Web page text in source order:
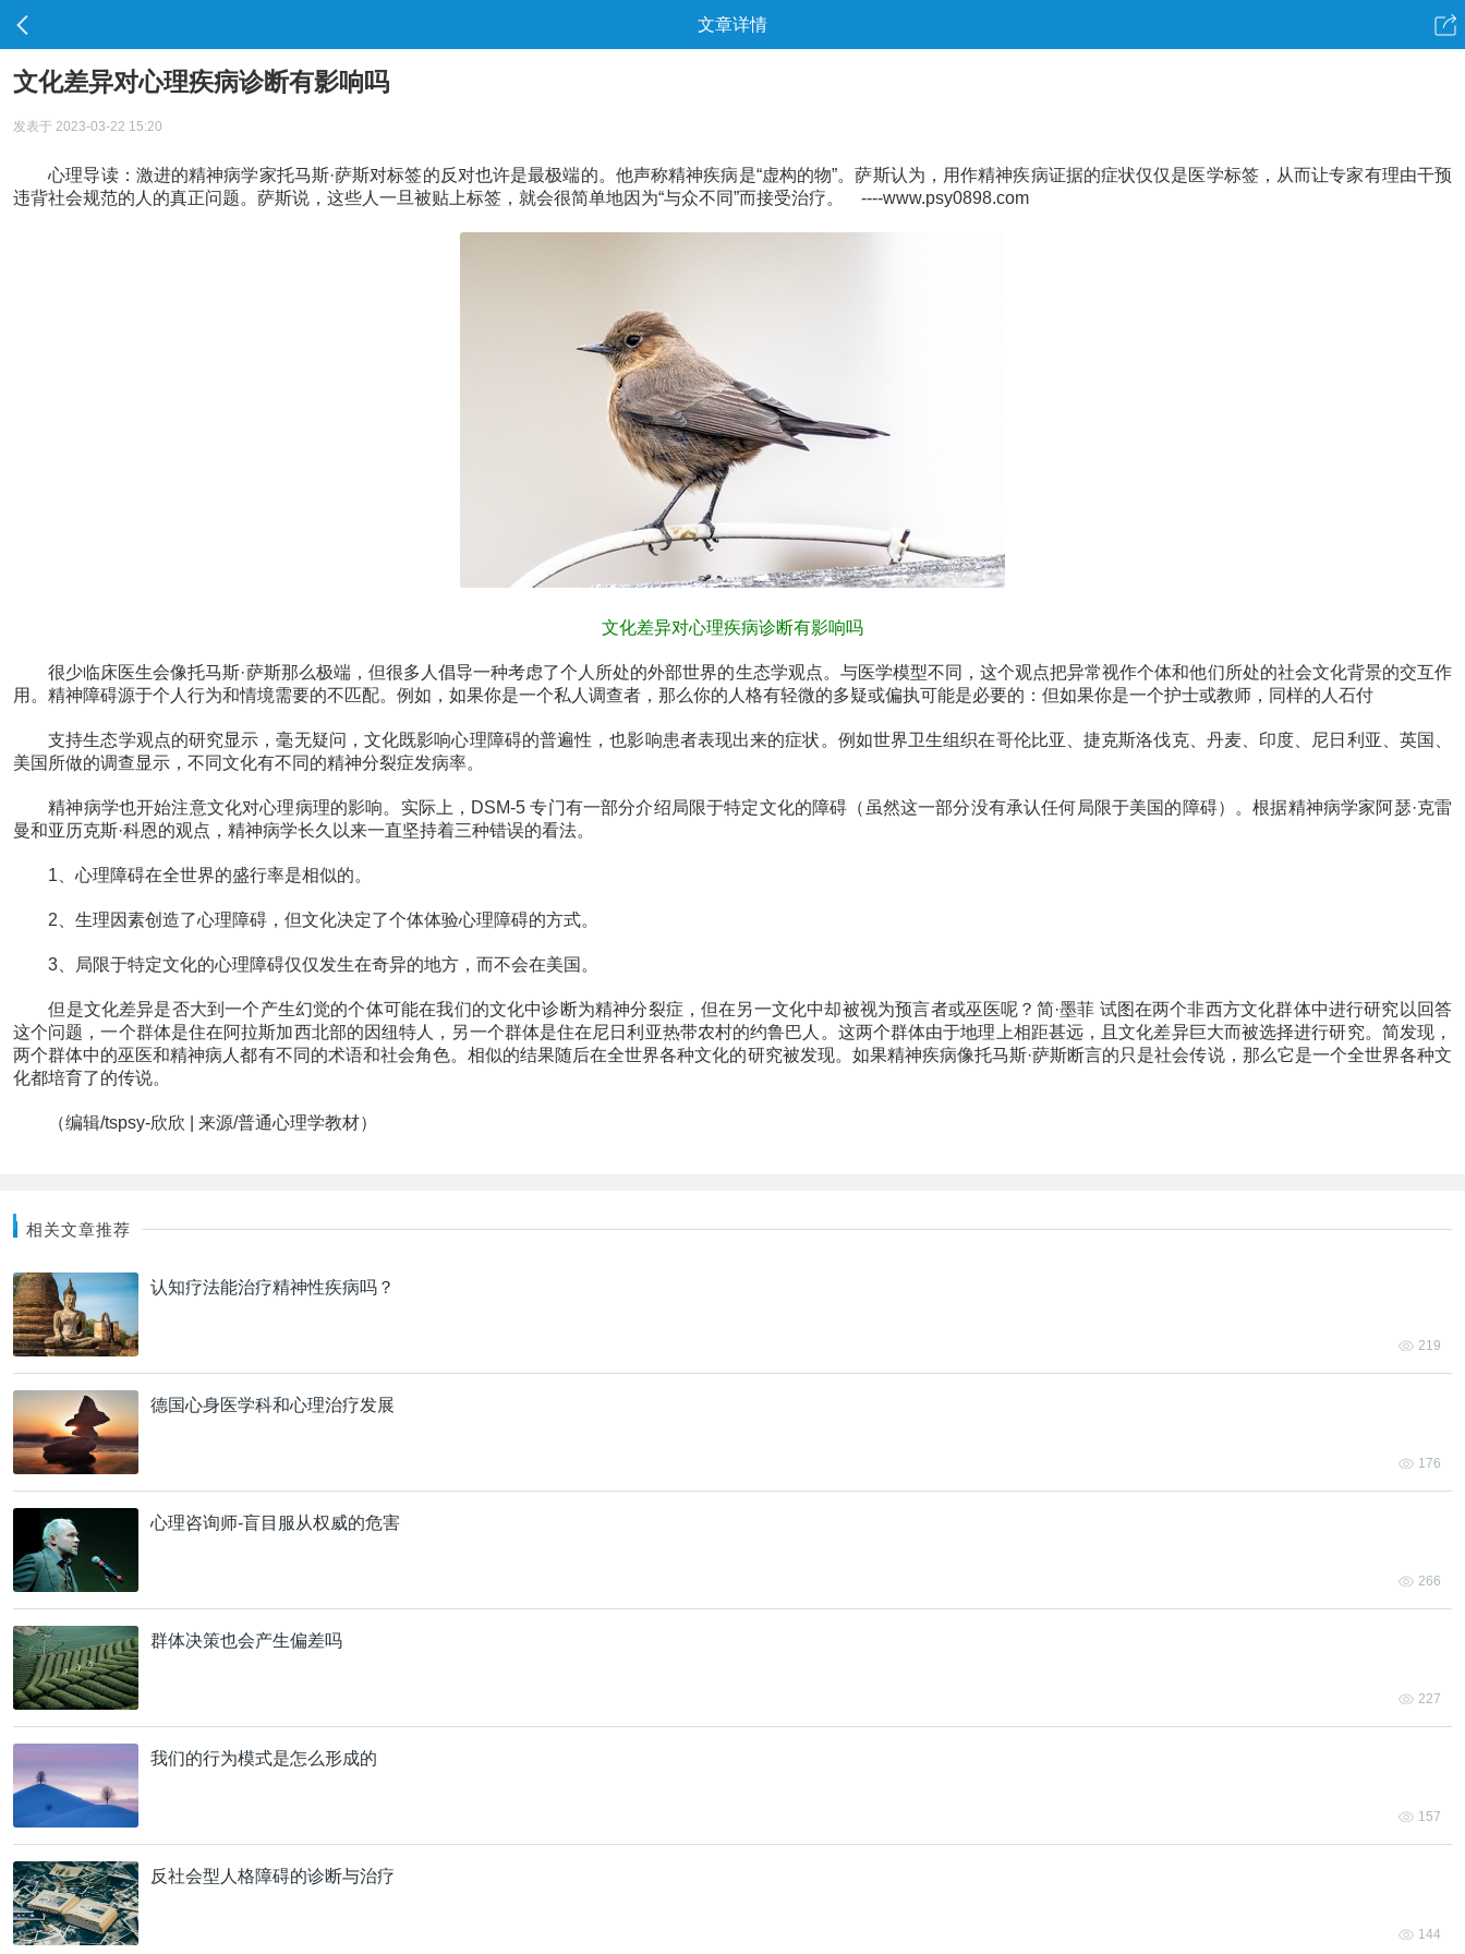
文章详情
文化差异对心理疾病诊断有影响吗
发表于 2023-03-22 15:20
心理导读：激进的精神病学家托马斯·萨斯对标签的反对也许是最极端的。他声称精神疾病是“虚构的物”。萨斯认为，用作精神疾病证据的症状仅仅是医学标签，从而让专家有理由干预
违背社会规范的人的真正问题。萨斯说，这些人一旦被贴上标签，就会很简单地因为“与众不同”而接受治疗。 ----www.psy0898.com
文化差异对心理疾病诊断有影响吗
很少临床医生会像托马斯·萨斯那么极端，但很多人倡导一种考虑了个人所处的外部世界的生态学观点。与医学模型不同，这个观点把异常视作个体和他们所处的社会文化背景的交互作
用。精神障碍源于个人行为和情境需要的不匹配。例如，如果你是一个私人调查者，那么你的人格有轻微的多疑或偏执可能是必要的：但如果你是一个护士或教师，同样的人石付
支持生态学观点的研究显示，毫无疑问，文化既影响心理障碍的普遍性，也影响患者表现出来的症状。例如世界卫生组织在哥伦比亚、捷克斯洛伐克、丹麦、印度、尼日利亚、英国、
美国所做的调查显示，不同文化有不同的精神分裂症发病率。
精神病学也开始注意文化对心理病理的影响。实际上，DSM-5 专门有一部分介绍局限于特定文化的障碍（虽然这一部分没有承认任何局限于美国的障碍）。根据精神病学家阿瑟·克雷
曼和亚历克斯·科恩的观点，精神病学长久以来一直坚持着三种错误的看法。
1、心理障碍在全世界的盛行率是相似的。
2、生理因素创造了心理障碍，但文化决定了个体体验心理障碍的方式。
3、局限于特定文化的心理障碍仅仅发生在奇异的地方，而不会在美国。
但是文化差异是否大到一个产生幻觉的个体可能在我们的文化中诊断为精神分裂症，但在另一文化中却被视为预言者或巫医呢？简·墨菲 试图在两个非西方文化群体中进行研究以回答
这个问题，一个群体是住在阿拉斯加西北部的因纽特人，另一个群体是住在尼日利亚热带农村的约鲁巴人。这两个群体由于地理上相距甚远，且文化差异巨大而被选择进行研究。简发现，
两个群体中的巫医和精神病人都有不同的术语和社会角色。相似的结果随后在全世界各种文化的研究被发现。如果精神疾病像托马斯·萨斯断言的只是社会传说，那么它是一个全世界各种文
化都培育了的传说。
（编辑/tspsy-欣欣 | 来源/普通心理学教材）
相关文章推荐
认知疗法能治疗精神性疾病吗？
219
德国心身医学科和心理治疗发展
176
心理咨询师-盲目服从权威的危害
266
群体决策也会产生偏差吗
227
我们的行为模式是怎么形成的
157
反社会型人格障碍的诊断与治疗
144